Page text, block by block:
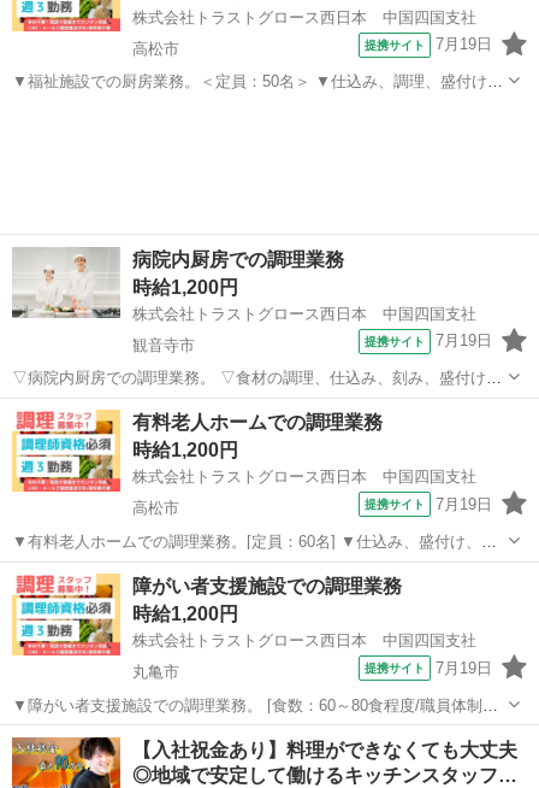
株式会社トラストグロース西日本 中国四国支社
高松市
提携サイト 7月19日
▼福祉施設での厨房業務。＜定員：50名＞ ▼仕込み、調理、盛付け、
病院内厨房での調理業務
時給1,200円
株式会社トラストグロース西日本 中国四国支社
観音寺市
提携サイト 7月19日
▽病院内厨房での調理業務。 ▽食材の調理、仕込み、刻み、盛付け、
配膳・下膳、食器洗浄 等。 ▽制服：貸与あり。 ※採用後、入職前に
健康診断・検便の提出必須。 ●屋外喫煙所有り。 ●20代-60代職員活躍
中。 【必須資格・...
香川 観音寺市 キッチン
有料老人ホームでの調理業務
時給1,200円
株式会社トラストグロース西日本 中国四国支社
高松市
提携サイト 7月19日
▼有料老人ホームでの調理業務。[定員：60名] ▼仕込み、盛付け、配
膳、食器洗浄 等。 ▼制服：貸与あり。 ※採用後、入職前に健康診
断・検便の提出必須。 【必須資格】 ◇調理師、または栄養士、または
管理栄養士 【必須条件...
香川 高松市 キッチン
障がい者支援施設での調理業務
時給1,200円
株式会社トラストグロース西日本 中国四国支社
丸亀市
提携サイト 7月19日
▼障がい者支援施設での調理業務。 [食数：60～80食程度/職員体制：
調理師1名・補助1名] ▼決められた献立内容の調理・切菜・盛付 等。
【必須資格】 ◇調理師、栄養士のいずれか 【必須条件】 ◇不問 ※
お仕事No...
香川 丸亀市 キッチン
【入社祝金あり】料理ができなくても大丈夫
◎地域で安定して働けるキッチンスタッフ…